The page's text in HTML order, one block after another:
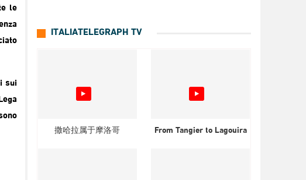
le
sui
ITALIATELEGRAPH TV
撒哈拉属于摩洛哥 From Tangier to Lagouira